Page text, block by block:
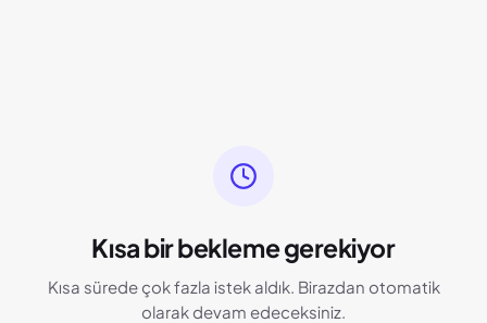
Kısa bir bekleme gerekiyor
Kısa sürede çok fazla istek aldık. Birazdan otomatik
olarak devam edeceksiniz.